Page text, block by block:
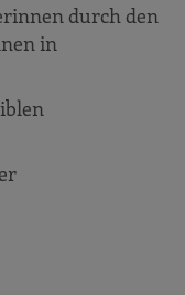
durch den
in